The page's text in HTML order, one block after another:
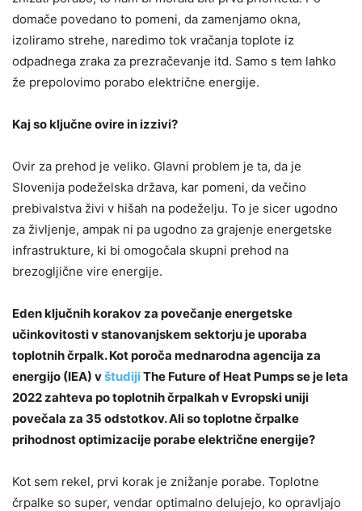
domače povedano to pomeni, da zamenjamo okna,
izoliramo strehe, naredimo tok vračanja toplote iz
odpadnega zraka za prezračevanje itd. Samo s tem lahko
že prepolovimo porabo električne energije.
Kaj so ključne ovire in izzivi?
Ovir za prehod je veliko. Glavni problem je ta, da je
Slovenija podeželska država, kar pomeni, da večino
prebivalstva živi v hišah na podeželju. To je sicer ugodno
za življenje, ampak ni pa ugodno za grajenje energetske
infrastrukture, ki bi omogočala skupni prehod na
brezogljične vire energije.
Eden ključnih korakov za povečanje energetske
učinkovitosti v stanovanjskem sektorju je uporaba
toplotnih črpalk. Kot poroča mednarodna agencija za
energijo (IEA) vštudijiThe Future of Heat Pumps se je leta
2022 zahteva po toplotnih črpalkah v Evropski uniji
povečala za 35 odstotkov. Ali so toplotne črpalke
prihodnost optimizacije porabe električne energije?
Kot sem rekel, prvi korak je znižanje porabe. Toplotne
črpalke so super, vendar optimalno delujejo, ko opravljajo